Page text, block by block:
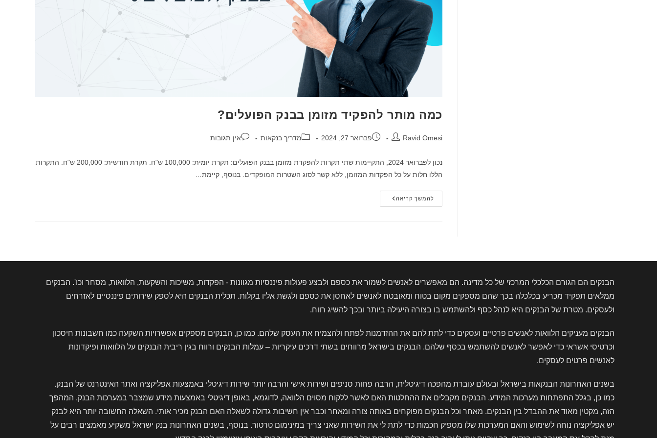
כמה מותר להפקיד מזומן בבנק הפועלים?
מחבר:
Ravid Omesi פורסם:פברואר 27, 2024 קטגוריה:
מדריך בנקאות תגובות:אין תגובות
נכון לפברואר 2024, התקיימות שתי תקרות להפקדת מזומן בבנק הפועלים: תקרת יומית: 100,000 ש"ח. תקרת חודשית: 200,000 ש"ח. התקרות
הללו חלות על כל הפקדות המזומן, ללא קשר לסוג השטרות המופקדים. בנוסף, קיימת…
להמשך קריאהכמה
מותר
הבנקים הם הגורם הכלכלי המרכזי של כל מדינה. הם מאפשרים לאנשים לשמור את כספם ולבצע פעולות פיננסיות מגוונות - הפקדות, משיכות והשקעות, הלוואות, מסחר וכו'. הבנקים
ממלאים תפקיד מכריע בכלכלה בכך שהם מספקים מקום בטוח ומאובטח לאנשים לאחסן את כספם ולגשת אליו בקלות. תכלית הבנקים היא לספק שירותים פיננסיים לאזרחים
ולעסקים. מטרת של הבנקים היא לנהל כסף ולהשתמש בו בצורה היעילה ביותר ובכך להשיג רווח.
הבנקים מעניקים הלוואות לאנשים פרטיים ועסקים כדי לתת להם את ההזדמנות לפתח ולהצמיח את העסק שלהם. כמו כן, הבנקים מספקים אפשרויות השקעה כמו חשבונות חיסכון
וכרטיסי אשראי כדי לאפשר לאנשים להשתמש בכסף שלהם. הבנקים בישראל מרווחים בשתי דרכים עיקריות – עמלות הבנקים ורווח בגין ריבית הבנקים על הלוואות ופיקדונות
לאנשים פרטים לעסקים.
בשנים האחרונות הבנקאות בישראל ובעולם עוברת מהפכה דיגיטלית, הרבה פחות סניפים ושירות אישי והרבה יותר שירות דיגיטלי באמצעות אפליקציה ואתר האינטרנט של הבנק.
כמו כן, בגלל התפתחות מערכות המידע, הבנקים מקבלים את ההחלטות האם לאשר ללקוח מסוים הלוואה, לדוגמא, באופן דיגיטלי באמצעות מידע שמצבר במערכות הבנק. המהפך
הזה, מקטין מאוד את ההבדל בין הבנקים. מאחר וכל הבנקים מפוקחים באותה צורה ומאחר וכבר אין חשיבות גדולה לשאלה האם הבנק מכיר אותי. השאלה החשובה יותר היא לבנק
יש אפליקציה נוחה לשימוש והאם המערכות שלו מספיק חכמות כדי לתת לי את השירות שאני צריך במינימום טרטור. בנוסף, בשנים האחרונות בנק ישראל משקיע מאמצים רבים על